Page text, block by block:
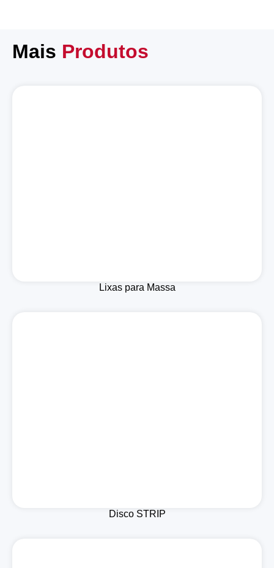
Mais Produtos
Lixas para Massa
Disco STRIP